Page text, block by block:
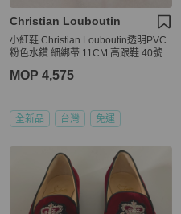
Christian Louboutin
小紅鞋 Christian Louboutin透明PVC
粉色水鑽 細綁帶 11CM 高跟鞋 40號
MOP 4,575
全新品 台灣 免運